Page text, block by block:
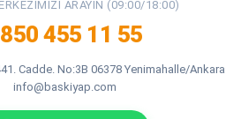
ARAYIN (09:00/18:00)
455 11 55
Cadde. No:3B 06378 Yenimahalle/Ankara
info@baskiyap.com